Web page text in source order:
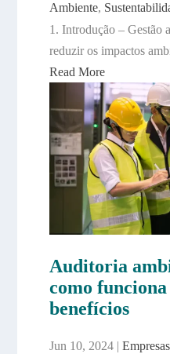
Ambiente,
1. Introdução – Gestão
reduzir os impactos
Read More
Auditoria
como funciona
benefícios
Jun 10, 2024|